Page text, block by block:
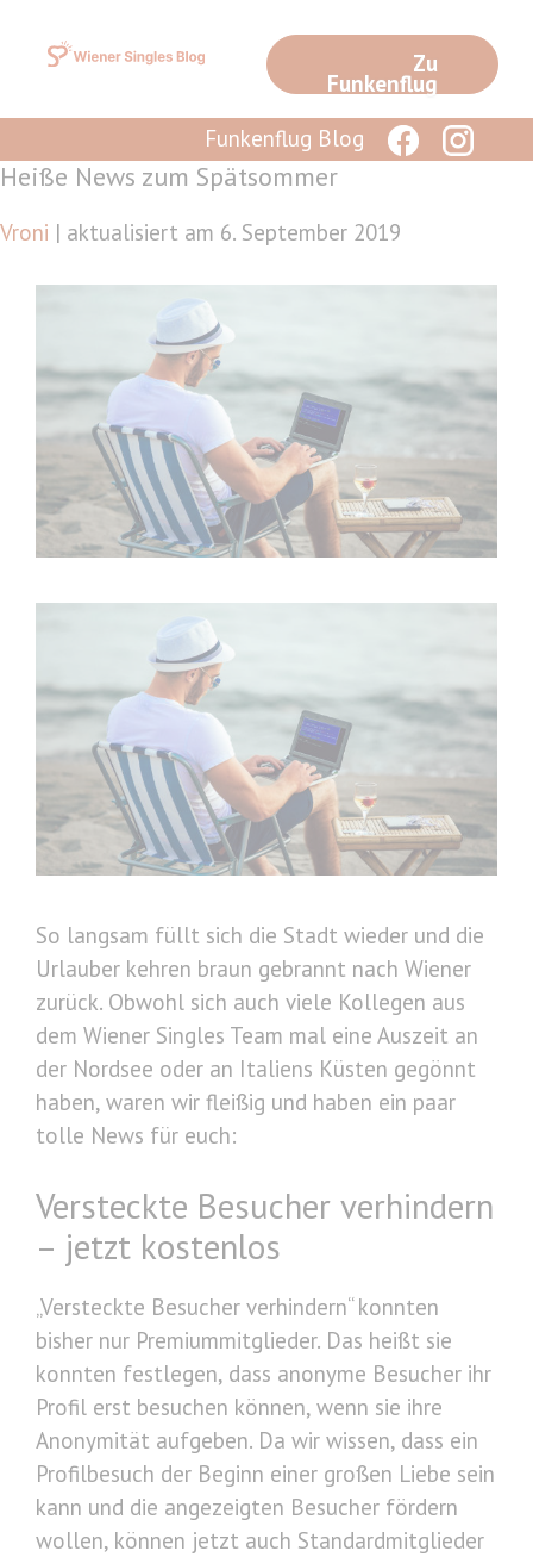
Inhalt
Zu
Funkenflug
Funkenflug Blog
Heiße News zum Spätsommer
Vroni | aktualisiert am 6. September 2019
So langsam füllt sich die Stadt wieder und die
Urlauber kehren braun gebrannt nach Wiener
zurück. Obwohl sich auch viele Kollegen aus
dem Wiener Singles Team mal eine Auszeit an
der Nordsee oder an Italiens Küsten gegönnt
haben, waren wir fleißig und haben ein paar
tolle News für euch:
Versteckte Besucher verhindern
– jetzt kostenlos
„Versteckte Besucher verhindern“ konnten
bisher nur Premiummitglieder. Das heißt sie
konnten festlegen, dass anonyme Besucher ihr
Profil erst besuchen können, wenn sie ihre
Anonymität aufgeben. Da wir wissen, dass ein
Profilbesuch der Beginn einer großen Liebe sein
kann und die angezeigten Besucher fördern
wollen, können jetzt auch Standardmitglieder